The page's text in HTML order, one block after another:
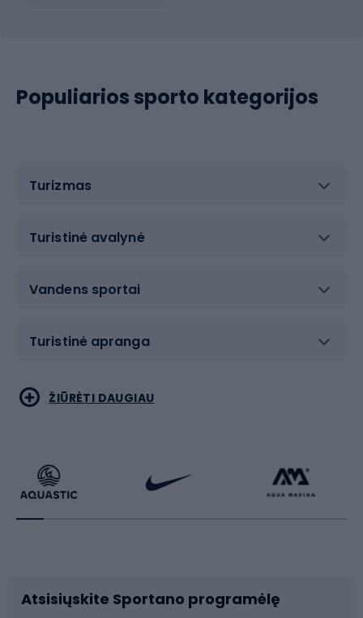
Populiarios sporto kategorijos
Turizmas
Turistinė avalynė
Vandens sportai
Turistinė apranga
Bėgimas
Dviratininkų apranga
Dviračių dalys
Koviniai sportai
Rakečių sportas
Rogutės ir čiuožynės
ŽIŪRĖTI DAUGIAU
Atsisiųskite Sportano programėlę